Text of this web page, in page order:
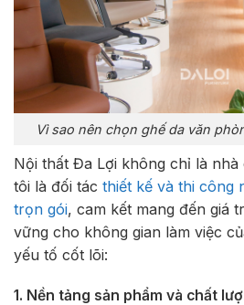
Vì sao nên chọn ghế da văn
Nội thất Đa Lợi không chỉ là nhà
tôi là đối tác thiết kế và thi công
trọn gói, cam kết mang đến giá
vững cho không gian làm việc
yếu tố cốt lõi:
1. Nền tảng sản phẩm và chất